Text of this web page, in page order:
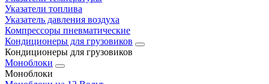
Указатели топлива
Указатель давления воздуха
Компрессоры пневматические
Кондиционеры для грузовиков
Кондиционеры для грузовиков
Моноблоки
Моноблоки